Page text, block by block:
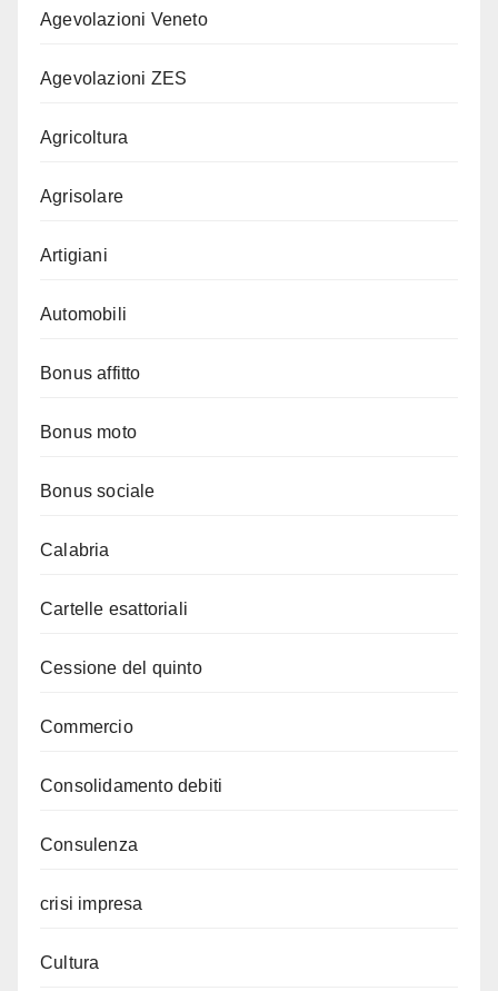
Agevolazioni Veneto
Agevolazioni ZES
Agricoltura
Agrisolare
Artigiani
Automobili
Bonus affitto
Bonus moto
Bonus sociale
Calabria
Cartelle esattoriali
Cessione del quinto
Commercio
Consolidamento debiti
Consulenza
crisi impresa
Cultura